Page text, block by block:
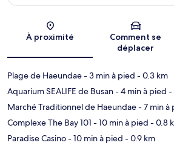
À proximité
Comment se
déplacer
Plage de Haeundae- 3 min à pied - 0.3 km
Aquarium SEALIFE de Busan- 4 min à pied -
Marché Traditionnel de Haeundae- 7 min à
Complexe The Bay 101 - 10 min à pied - 0.8
Paradise Casino- 10 min à pied - 0.9 km